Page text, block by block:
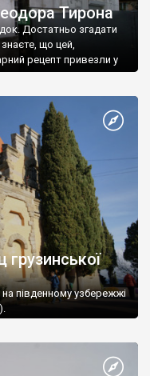
Тирона
Достатньо згадати
що цей,
рецепт привезли у
південному узбережжі